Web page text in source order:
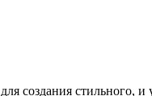
создания